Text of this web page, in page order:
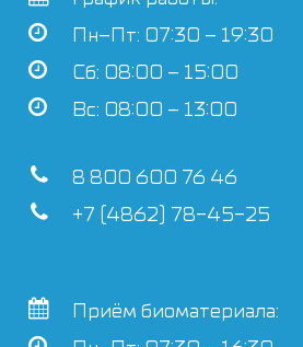
Пн–Пт: 07:30 – 19:30
Сб: 08:00 – 15:00
Вс: 08:00 – 13:00
8 800 600 76 46
+7 (4862) 78-45-25
Приём биоматериала: